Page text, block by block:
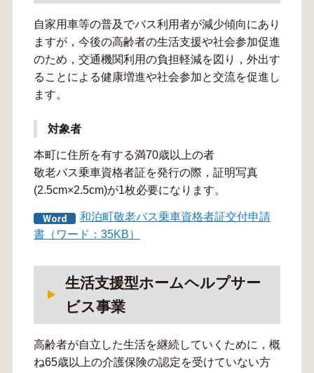
自家用車等の普及でバス利用者が減少傾向にあり
ますが，今後の高齢者の生活支援や社会参加促進
のため，交通機関利用の負担軽減を図り，外出す
ることによる健康増進や社会参加と交流を促進し
ます。
対象者
本町に住所を有する満70歳以上の者
敬老バス乗車資格者証を発行の際，証明写真
(2.5cm×2.5cm)が1枚必要になります。
和泊町敬老バス乗車資格者証交付申請
書（ワード：35KB）
生活支援型ホームヘルプサー
ビス事業
高齢者が自立した生活を継続していくために，概
ね65歳以上の介護保険の認定を受けていない方